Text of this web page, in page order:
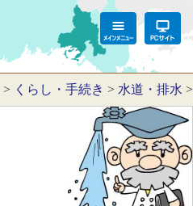
> くらし・手続き > 水道・排水